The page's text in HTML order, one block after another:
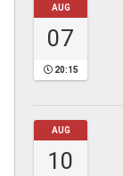
AUG
07
20:15
AUG
10